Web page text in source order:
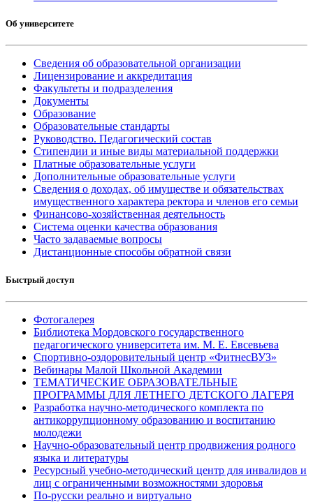
Об университете
Сведения об образовательной организации
Лицензирование и аккредитация
Факультеты и подразделения
Документы
Образование
Образовательные стандарты
Руководство. Педагогический состав
Стипендии и иные виды материальной поддержки
Платные образовательные услуги
Дополнительные образовательные услуги
Сведения о доходах, об имуществе и обязательствах
имущественного характера ректора и членов его семьи
Финансово-хозяйственная деятельность
Система оценки качества образования
Часто задаваемые вопросы
Дистанционные способы обратной связи
Быстрый доступ
Фотогалерея
Библиотека Мордовского государственного
педагогического университета им. М. Е. Евсевьева
Спортивно-оздоровительный центр «ФитнесВУЗ»
Вебинары Малой Школьной Академии
ТЕМАТИЧЕСКИЕ ОБРАЗОВАТЕЛЬНЫЕ
ПРОГРАММЫ ДЛЯ ЛЕТНЕГО ДЕТСКОГО ЛАГЕРЯ
Разработка научно-методического комплекта по
антикоррупционному образованию и воспитанию
молодежи
Научно-образовательный центр продвижения родного
языка и литературы
Ресурсный учебно-методический центр для инвалидов и
лиц с ограниченными возможностями здоровья
По-русски реально и виртуально